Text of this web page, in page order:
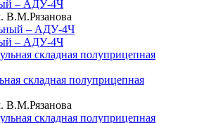
– АДУ-4Ч
В.М.Рязанова
– АДУ-4Ч
складная полуприцепная
В.М.Рязанова